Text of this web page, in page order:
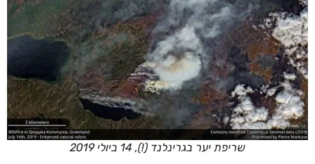
שריפת יער בגרינלנד (!), 14 ביולי 2019